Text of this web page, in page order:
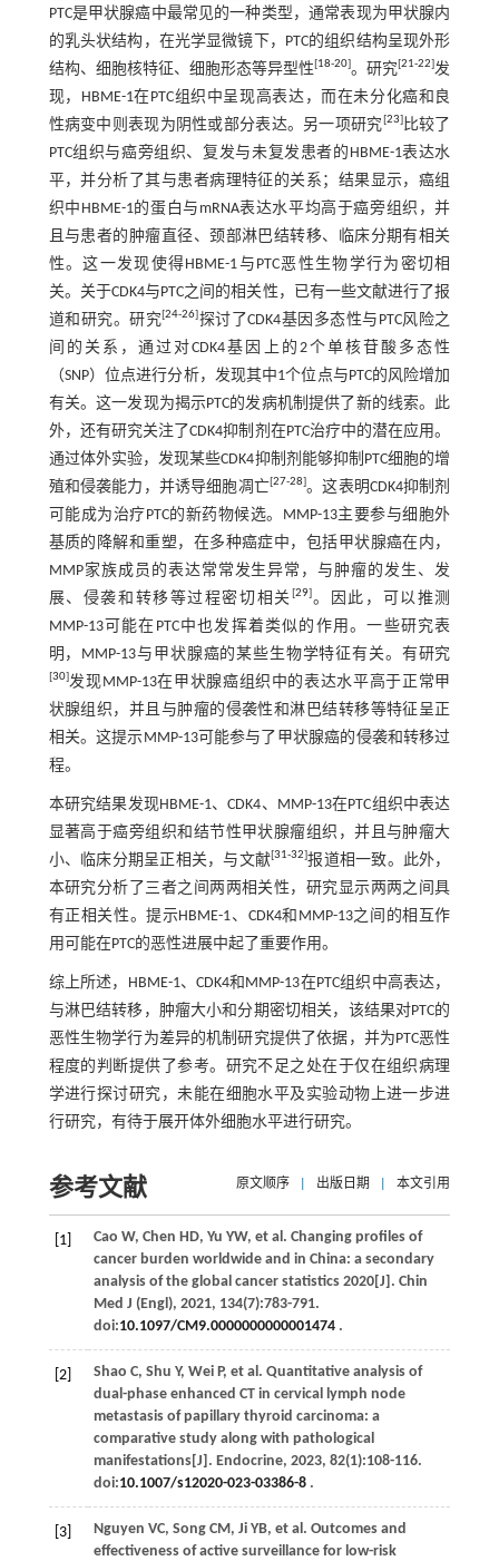
PTC是甲状腺癌中最常见的一种类型，通常表现为甲状腺内
的乳头状结构，在光学显微镜下，PTC的组织结构呈现外形
结构、细胞核特征、细胞形态等异型性[18-20]。研究[21-22]发
现，HBME-1在PTC组织中呈现高表达，而在未分化癌和良
性病变中则表现为阴性或部分表达。另一项研究[23]比较了
PTC组织与癌旁组织、复发与未复发患者的HBME-1表达水
平，并分析了其与患者病理特征的关系；结果显示，癌组
织中HBME-1的蛋白与mRNA表达水平均高于癌旁组织，并
且与患者的肿瘤直径、颈部淋巴结转移、临床分期有相关
性。这一发现使得HBME-1与PTC恶性生物学行为密切相
关。关于CDK4与PTC之间的相关性，已有一些文献进行了报
道和研究。研究[24-26]探讨了CDK4基因多态性与PTC风险之
间的关系，通过对CDK4基因上的2个单核苷酸多态性
（SNP）位点进行分析，发现其中1个位点与PTC的风险增加
有关。这一发现为揭示PTC的发病机制提供了新的线索。此
外，还有研究关注了CDK4抑制剂在PTC治疗中的潜在应用。
通过体外实验，发现某些CDK4抑制剂能够抑制PTC细胞的增
殖和侵袭能力，并诱导细胞凋亡[27-28]。这表明CDK4抑制剂
可能成为治疗PTC的新药物候选。MMP-13主要参与细胞外
基质的降解和重塑，在多种癌症中，包括甲状腺癌在内，
MMP家族成员的表达常常发生异常，与肿瘤的发生、发
展、侵袭和转移等过程密切相关 [29]。因此，可以推测
MMP-13可能在PTC中也发挥着类似的作用。一些研究表
明，MMP-13与甲状腺癌的某些生物学特征有关。有研究
[30]发现MMP-13在甲状腺癌组织中的表达水平高于正常甲
状腺组织，并且与肿瘤的侵袭性和淋巴结转移等特征呈正
相关。这提示MMP-13可能参与了甲状腺癌的侵袭和转移过
程。
本研究结果发现HBME-1、CDK4、MMP-13在PTC组织中表达
显著高于癌旁组织和结节性甲状腺瘤组织，并且与肿瘤大
小、临床分期呈正相关，与文献[31-32]报道相一致。此外，
本研究分析了三者之间两两相关性，研究显示两两之间具
有正相关性。提示HBME-1、CDK4和MMP-13之间的相互作
用可能在PTC的恶性进展中起了重要作用。
综上所述，HBME-1、CDK4和MMP-13在PTC组织中高表达，
与淋巴结转移，肿瘤大小和分期密切相关，该结果对PTC的
恶性生物学行为差异的机制研究提供了依据，并为PTC恶性
程度的判断提供了参考。研究不足之处在于仅在组织病理
学进行探讨研究，未能在细胞水平及实验动物上进一步进
行研究，有待于展开体外细胞水平进行研究。
参考文献 原文顺序 出版日期 本文引用
[1] Cao W, Chen HD, Yu YW, et al . Changing profiles of
cancer burden worldwide and in China: a secondary
analysis of the global cancer statistics 2020[J]. Chin
Med J (Engl), 2021, 134(7):783-791.
doi:10.1097/CM9.0000000000001474.
[2] Shao C, Shu Y, Wei P, et al . Quantitative analysis of
dual-phase enhanced CT in cervical lymph node
metastasis of papillary thyroid carcinoma: a
comparative study along with pathological
manifestations[J]. Endocrine, 2023, 82(1):108-116.
doi:10.1007/s12020-023-03386-8.
[3] Nguyen VC, Song CM, Ji YB, et al . Outcomes and
effectiveness of active surveillance for low-risk